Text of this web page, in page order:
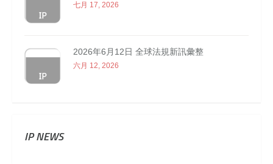
七月 17, 2026
2026年6月12日 全球法規新訊彙整
六月 12, 2026
IP NEWS